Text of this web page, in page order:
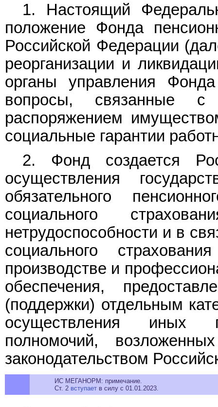
1. Настоящий
положение Фонда
Российской Федерации
реорганизации и
органы управления
вопросы, связанные с
распоряжением
социальные гарантии
2. Фонд создается
осуществления
обязательного
социального
нетрудоспособности и в
социального
производстве и
обеспечения,
(поддержки) отдельным
осуществления иных
полномочий,
законодательством
ИС МЕГАНОРМ: примечание.
Ст. 2 вступает в силу с 01.01.2023.